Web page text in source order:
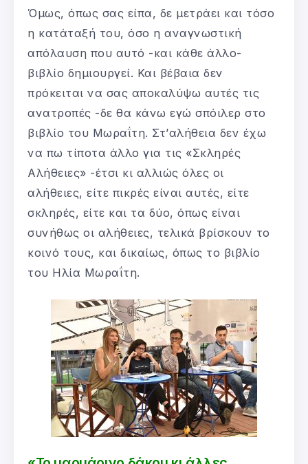
Όμως, όπως σας είπα, δε μετράει και τόσο
η κατάταξή του, όσο η αναγνωστική
απόλαυση που αυτό -και κάθε άλλο-
βιβλίο δημιουργεί. Και βέβαια δεν
πρόκειται να σας αποκαλύψω αυτές τις
ανατροπές -δε θα κάνω εγώ σπόιλερ στο
βιβλίο του Μωραΐτη. Στ’αλήθεια δεν έχω
να πω τίποτα άλλο για τις «Σκληρές
Αλήθειες» -έτσι κι αλλιώς όλες οι
αλήθειες, είτε πικρές είναι αυτές, είτε
σκληρές, είτε και τα δύο, όπως είναι
συνήθως οι αλήθειες, τελικά βρίσκουν το
κοινό τους, και δικαίως, όπως το βιβλίο
του Ηλία Μωραΐτη.